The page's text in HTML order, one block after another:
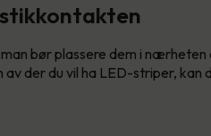
bør plassere dem i nærheten
der du vil ha LED-striper, kan